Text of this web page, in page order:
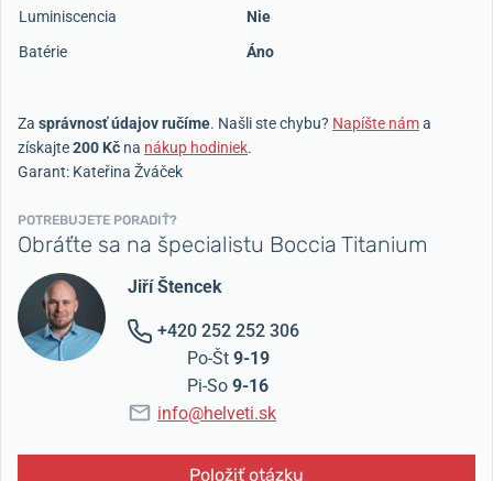
Luminiscencia
Nie
Batérie
Áno
Za správnosť údajov ručíme. Našli ste chybu? Napíšte náma
získajte200 Kč na nákup hodiniek.
Garant: Kateřina Žváček
POTREBUJETE PORADIŤ?
Obráťte sa na špecialistu Boccia Titanium
Jiří Štencek
+420 252 252 306
Po-Št 9-19
Pi-So 9-16
info@helveti.sk
Položiť otázku